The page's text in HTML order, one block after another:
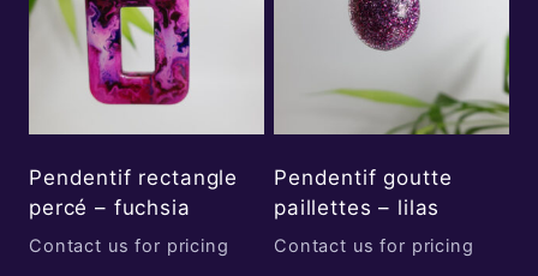
Pendentif rectangle
percé – fuchsia
Contact us for pricing
Pendentif goutte
paillettes – lilas
Contact us for pricing